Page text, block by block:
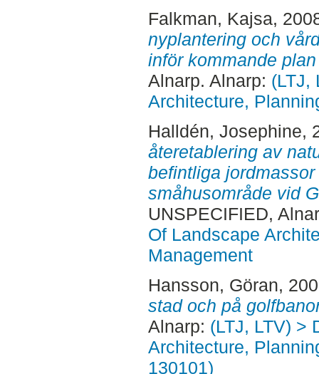
Falkman, Kajsa,
nyplantering och
inför kommande
Alnarp. Alnarp: (LTJ,
Architecture,
Halldén, Josephine,
återetablering av
befintliga
småhusområde vid
UNSPECIFIED,
Of Landscape
Management
Hansson, Göran,
stad och på
Alnarp: (LTJ, LTV) >
Architecture,
130101)